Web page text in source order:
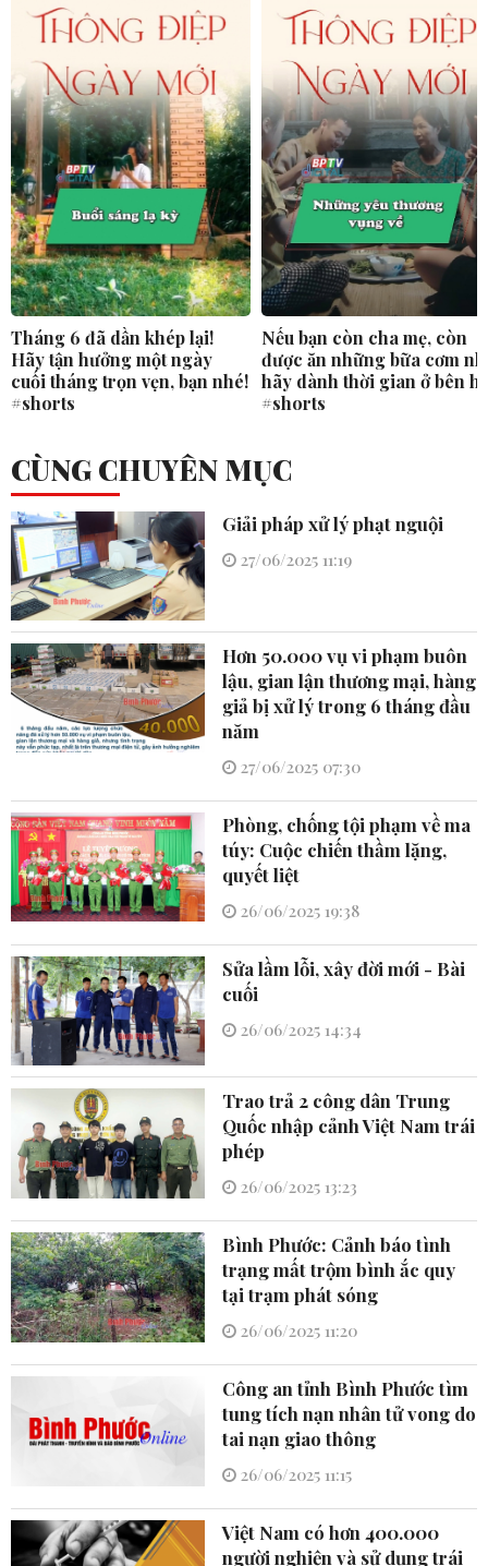
Tháng 6 đã dần khép lại!
Hãy tận hưởng một ngày
cuối tháng trọn vẹn, bạn nhé!
#shorts
Nếu bạn còn cha mẹ, còn
được ăn những bữa cơm
hãy dành thời gian ở bên
#shorts
CÙNG CHUYÊN MỤC
Giải pháp xử lý phạt nguội
27/06/2025 11:19
Hơn 50.000 vụ vi phạm buôn
lậu, gian lận thương mại, hàng
giả bị xử lý trong 6 tháng đầu
năm
27/06/2025 07:30
Phòng, chống tội phạm về ma
túy: Cuộc chiến thầm lặng,
quyết liệt
26/06/2025 19:38
Sửa lầm lỗi, xây đời mới - Bài
cuối
26/06/2025 14:34
Trao trả 2 công dân Trung
Quốc nhập cảnh Việt Nam trái
phép
26/06/2025 13:23
Bình Phước: Cảnh báo tình
trạng mất trộm bình ắc quy
tại trạm phát sóng
26/06/2025 11:20
Công an tỉnh Bình Phước tìm
tung tích nạn nhân tử vong do
tai nạn giao thông
26/06/2025 11:15
Việt Nam có hơn 400.000
người nghiện và sử dụng trái